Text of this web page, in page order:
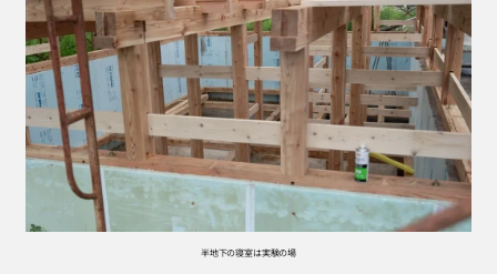
半地下の寝室は実験の場